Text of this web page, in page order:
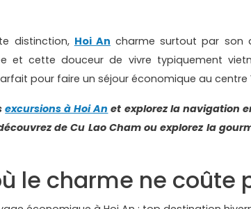
distinction, Hoi An charme surtout par son
et cette douceur de vivre typiquement
pour faire un séjour économique au centre
excursions à Hoi An et explorez la navigation
de Cu Lao Cham ou explorez la
le charme ne coûte